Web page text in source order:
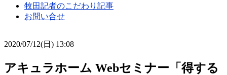
牧田記者のこだわり記事
お問い合せ
2020/07/12(日) 13:08
アキュラホーム Webセミナー「得する